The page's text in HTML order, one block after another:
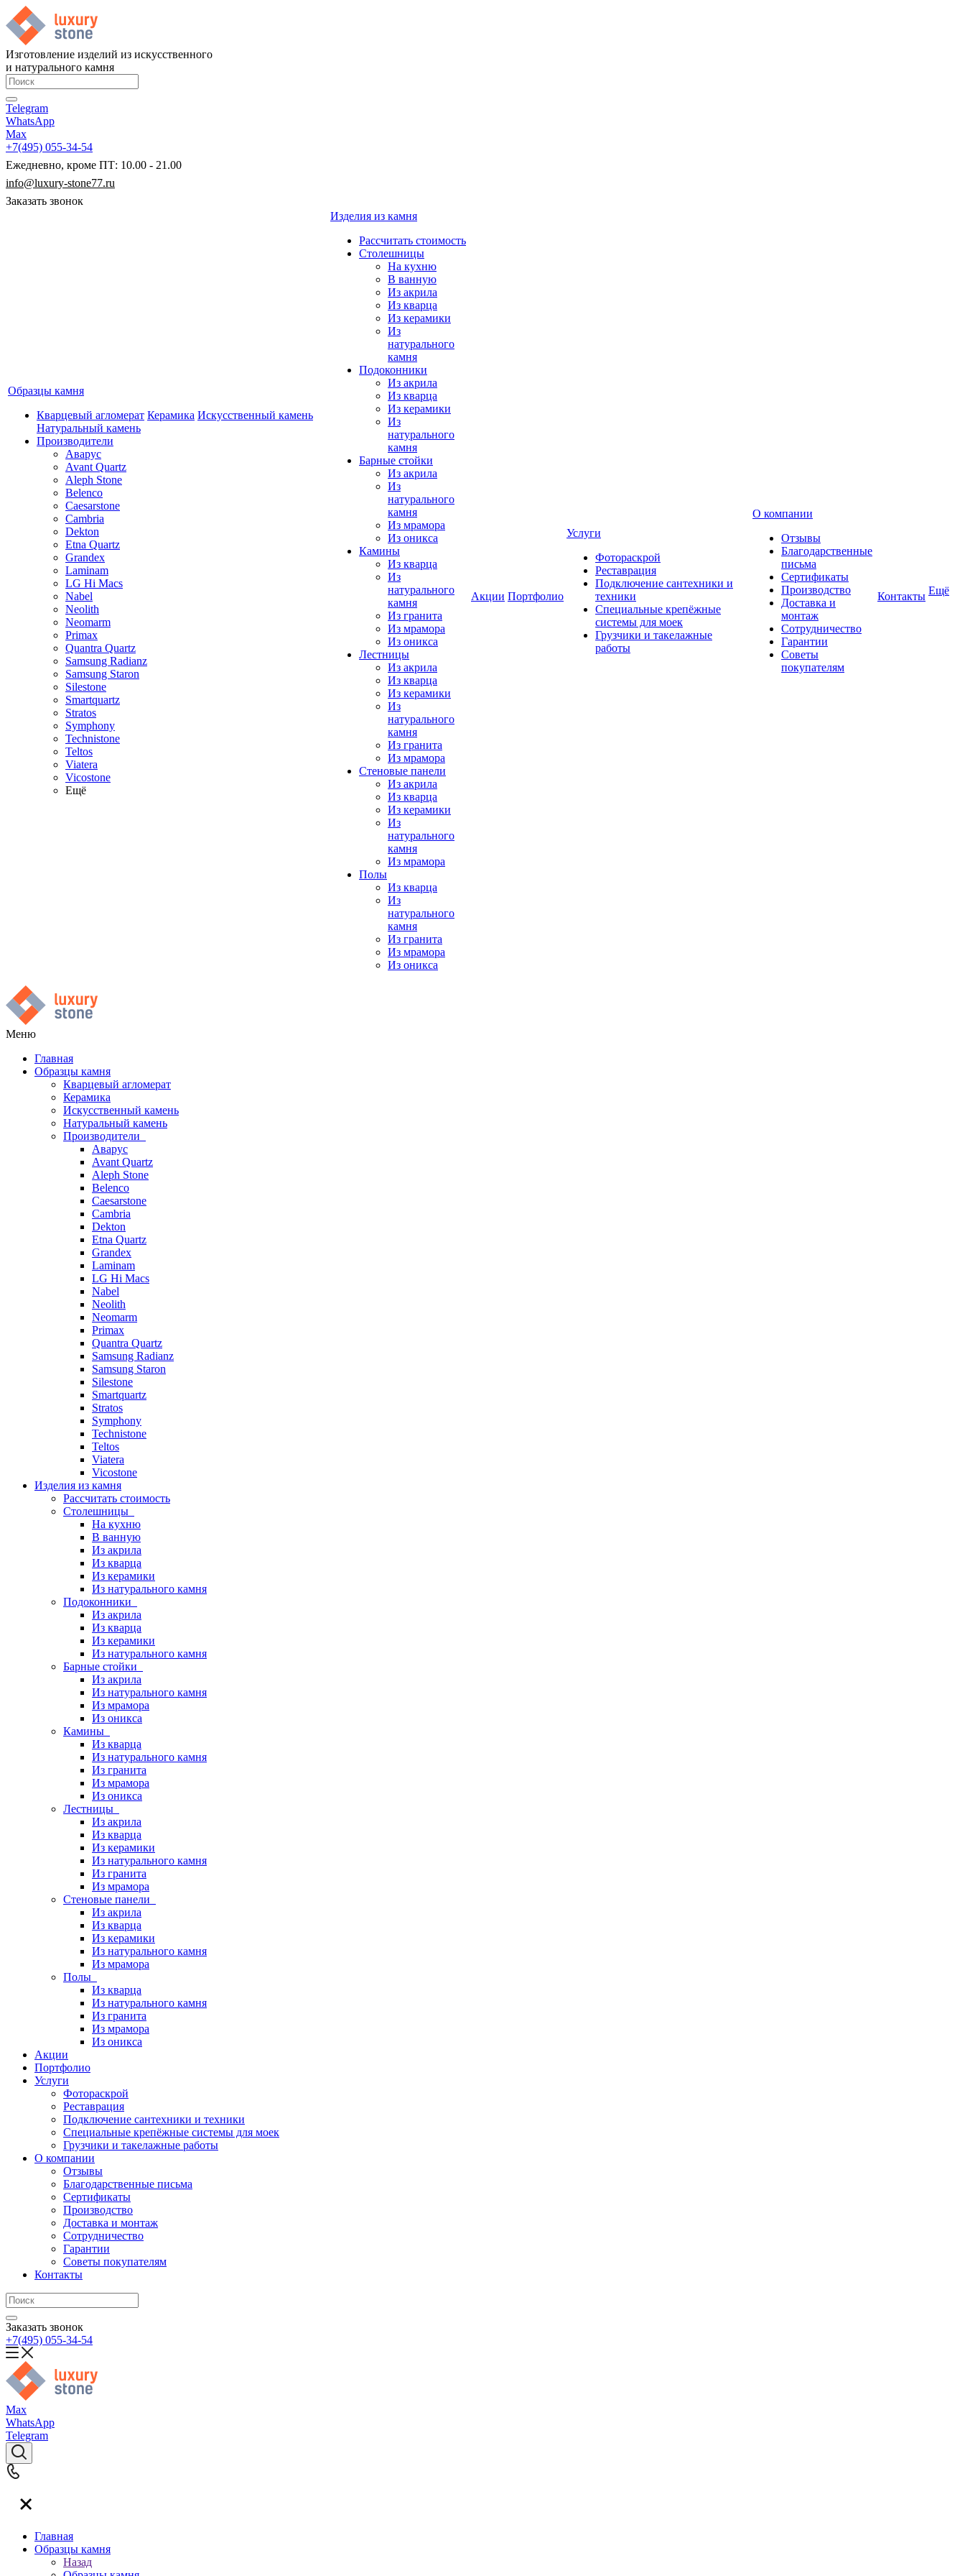
Изготовление изделий из искусственного
и натурального камня
Telegram
WhatsApp
Max
+7(495) 055-34-54
Ежедневно, кроме ПТ: 10.00 - 21.00
info@luxury-stone77.ru
Заказать звонок
Образцы камня
Кварцевый агломерат Керамика Искусственный камень
Натуральный камень
Производители
Аварус
Avant Quartz
Aleph Stone
Belenco
Caesarstone
Cambria
Dekton
Etna Quartz
Grandex
Laminam
LG Hi Macs
Nabel
Neolith
Neomarm
Primax
Quantra Quartz
Samsung Radianz
Samsung Staron
Silestone
Smartquartz
Stratos
Symphony
Technistone
Teltos
Viatera
Vicostone
Ещё
Изделия из камня
Рассчитать стоимость
Столешницы
На кухню
В ванную
Из акрила
Из кварца
Из керамики
Из
натурального
камня
Подоконники
Из акрила
Из кварца
Из керамики
Из
натурального
камня
Барные стойки
Из акрила
Из
натурального
камня
Из мрамора
Из оникса
Камины
Из кварца
Из
натурального
камня
Из гранита
Из мрамора
Из оникса
Лестницы
Из акрила
Из кварца
Из керамики
Из
натурального
камня
Из гранита
Из мрамора
Стеновые панели
Из акрила
Из кварца
Из керамики
Из
натурального
камня
Из мрамора
Полы
Из кварца
Из
натурального
камня
Из гранита
Из мрамора
Из оникса
Акции Портфолио
Услуги
Фотораскрой
Реставрация
Подключение сантехники и
техники
Специальные крепёжные
системы для моек
Грузчики и такелажные
работы
О компании
Отзывы
Благодарственные
письма
Сертификаты
Производство
Доставка и
монтаж
Сотрудничество
Гарантии
Советы
покупателям
Контакты Ещё
Меню
Главная
Образцы камня
Кварцевый агломерат
Керамика
Искусственный камень
Натуральный камень
Производители
Аварус
Avant Quartz
Aleph Stone
Belenco
Caesarstone
Cambria
Dekton
Etna Quartz
Grandex
Laminam
LG Hi Macs
Nabel
Neolith
Neomarm
Primax
Quantra Quartz
Samsung Radianz
Samsung Staron
Silestone
Smartquartz
Stratos
Symphony
Technistone
Teltos
Viatera
Vicostone
Изделия из камня
Рассчитать стоимость
Столешницы
На кухню
В ванную
Из акрила
Из кварца
Из керамики
Из натурального камня
Подоконники
Из акрила
Из кварца
Из керамики
Из натурального камня
Барные стойки
Из акрила
Из натурального камня
Из мрамора
Из оникса
Камины
Из кварца
Из натурального камня
Из гранита
Из мрамора
Из оникса
Лестницы
Из акрила
Из кварца
Из керамики
Из натурального камня
Из гранита
Из мрамора
Стеновые панели
Из акрила
Из кварца
Из керамики
Из натурального камня
Из мрамора
Полы
Из кварца
Из натурального камня
Из гранита
Из мрамора
Из оникса
Акции
Портфолио
Услуги
Фотораскрой
Реставрация
Подключение сантехники и техники
Специальные крепёжные системы для моек
Грузчики и такелажные работы
О компании
Отзывы
Благодарственные письма
Сертификаты
Производство
Доставка и монтаж
Сотрудничество
Гарантии
Советы покупателям
Контакты
Заказать звонок
+7(495) 055-34-54
Max
WhatsApp
Telegram
Главная
Образцы камня
Назад